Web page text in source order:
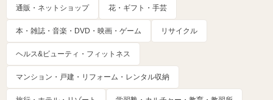
通販・ネットショップ 花・ギフト・手芸
本・雑誌・音楽・DVD・映画・ゲーム リサイクル
ヘルス&ビューティ・フィットネス
マンション・戸建・リフォーム・レンタル収納